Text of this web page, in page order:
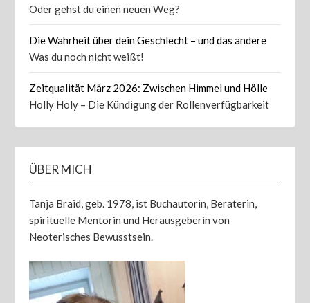
Oder gehst du einen neuen Weg?
Die Wahrheit über dein Geschlecht – und das andere
Was du noch nicht weißt!
Zeitqualität März 2026: Zwischen Himmel und Hölle
Holly Holy – Die Kündigung der Rollenverfügbarkeit
ÜBER MICH
Tanja Braid, geb. 1978, ist Buchautorin, Beraterin,
spirituelle Mentorin und Herausgeberin von
Neoterisches Bewusstsein.